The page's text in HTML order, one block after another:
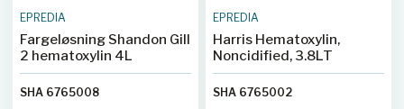
EPREDIA
Fargeløsning Shandon Gill
2 hematoxylin 4L
SHA 6765008
EPREDIA
Harris Hematoxylin,
Noncidified, 3.8LT
SHA 6765002